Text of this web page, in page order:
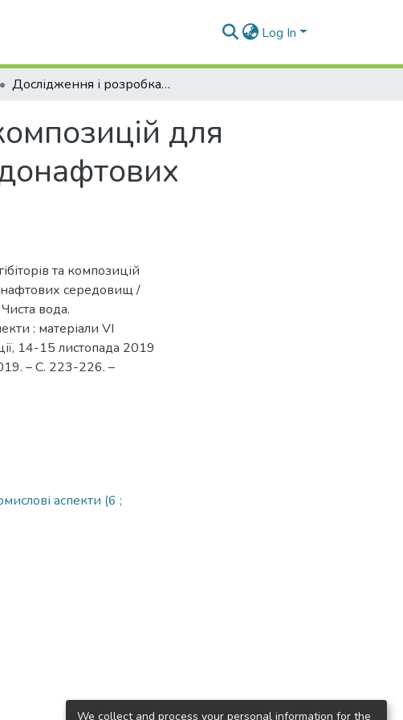
Log In
Дослідження і розробка інгібіторів та композицій для зменшення корозійної агресивності водонафтових середовищ
для
та композицій
середовищ /
вода.
: матеріали VІ
14-15 листопада 2019
– С. 223-226. –
аспекти (6 ;
We collect and process your personal information for the